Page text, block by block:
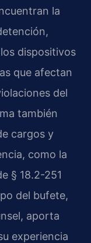
la
dispositivos
que afectan
del
también
cargos y
como la
§ 18.2-251
del bufete,
aporta
experiencia